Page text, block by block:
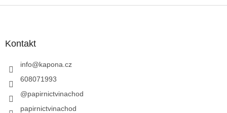
Kontakt
info@kapona.cz
608071993
@papirnictvinachod
papirnictvinachod